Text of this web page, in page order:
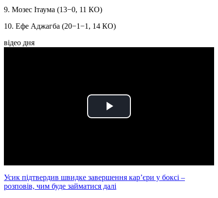
9. Мозес Ітаума (13−0, 11 КО)
10. Ефе Аджагба (20−1−1, 14 КО)
відео дня
Play
Усик підтвердив швидке завершення кар’єри у боксі –
розповів, чим буде займатися далі